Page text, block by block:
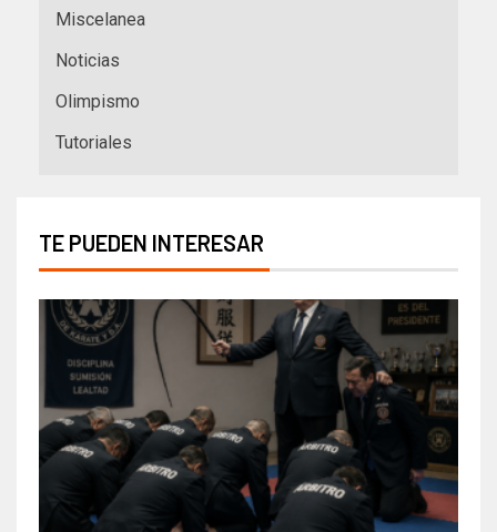
Miscelanea
Noticias
Olimpismo
Tutoriales
TE PUEDEN INTERESAR